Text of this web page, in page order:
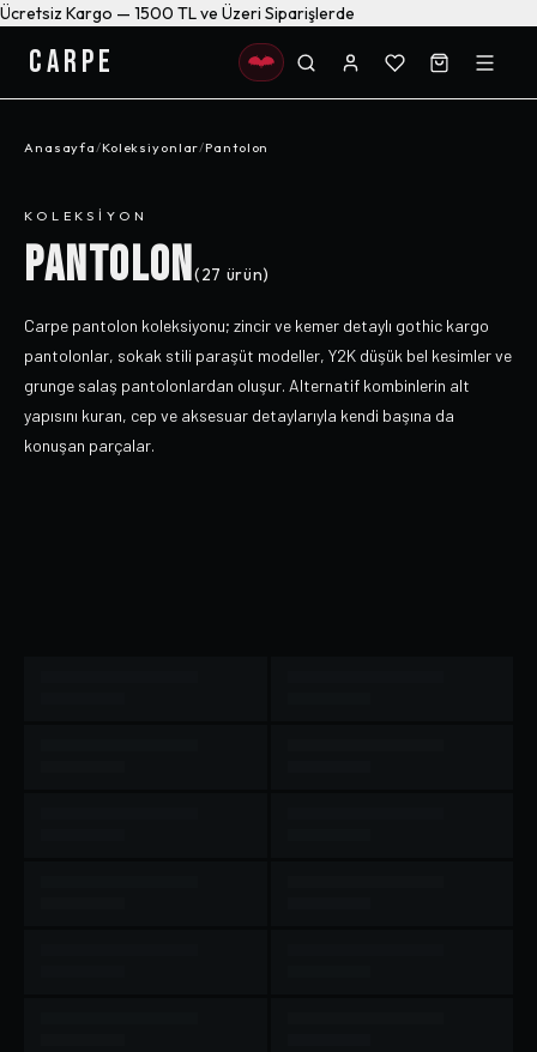
Ücretsiz Kargo — 1500 TL ve Üzeri Siparişlerde
CARPE
Anasayfa/Koleksiyonlar/Pantolon
KOLEKSIYON
PANTOLON(27 ürün)
Carpe pantolon koleksiyonu; zincir ve kemer detaylı gothic kargo
pantolonlar, sokak stili paraşüt modeller, Y2K düşük bel kesimler ve
grunge salaş pantolonlardan oluşur. Alternatif kombinlerin alt
yapısını kuran, cep ve aksesuar detaylarıyla kendi başına da
konuşan parçalar.